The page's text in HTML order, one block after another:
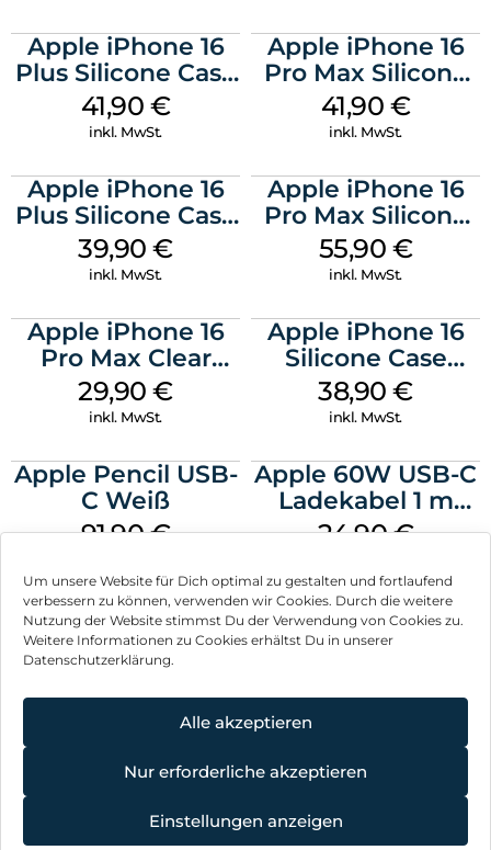
Um unsere Website für Dich optimal zu gestalten und fortlaufend
verbessern zu können, verwenden wir Cookies. Durch die weitere
Nutzung der Website stimmst Du der Verwendung von Cookies zu.
Weitere Informationen zu Cookies erhältst Du in unserer
Datenschutzerklärung.
Alle akzeptieren
Nur erforderliche akzeptieren
Einstellungen anzeigen
Apple iPhone 16
Plus Silicone Case
MagSafe Stone
Gray
41,90 €
inkl. MwSt.
Apple iPhone 16
Pro Max Silicone
Case MagSafe
Ultramarine
41,90 €
inkl. MwSt.
Apple iPhone 16
Plus Silicone Case
MagSafe Plum
39,90€
inkl. MwSt.
Apple iPhone 16
Pro Max Silicone
Case MagSafe
Stone Gray
55,90 €
inkl. MwSt.
Apple iPhone 16
Pro Max Clear
Case MagSafe
Transparent
29,90€
inkl. MwSt.
Apple iPhone 16
Silicone Case
MagSafe
Ultramarine
38,90€
inkl. MwSt.
Apple Pencil USB-
C Weiß
91,90€
Apple 60W USB-C
Ladekabel 1 m
Weiß
24,90€
Vertrag widerrufen
Hinweis zur Batterieentsorgung